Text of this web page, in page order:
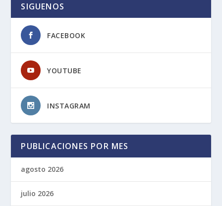
SIGUENOS
FACEBOOK
YOUTUBE
INSTAGRAM
PUBLICACIONES POR MES
agosto 2026
julio 2026